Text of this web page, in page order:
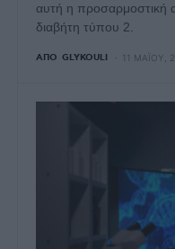
αυτή η προσαρμοστική
διαβήτη τύπου 2.
ΑΠΌ GLYKOULI 11 ΜΑΪ́ΟΥ,